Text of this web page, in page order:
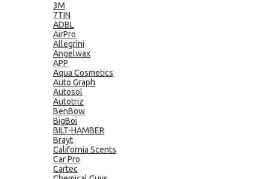
3M
7TIN
ADBL
AirPro
Allegrini
Angelwax
APP
Aqua Cosmetics
Auto Graph
Autosol
Autotriz
BenBow
BigBoi
BILT-HAMBER
Brayt
California Scents
Car Pro
Cartec